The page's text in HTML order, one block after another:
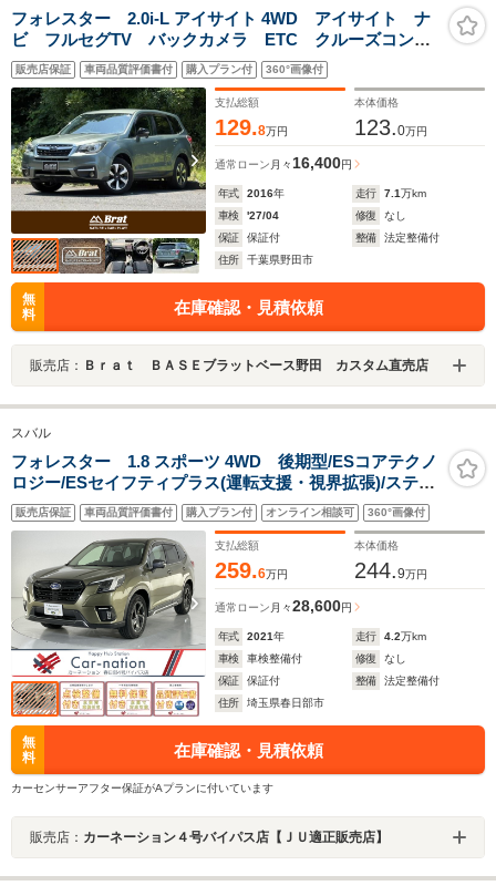
フォレスター 2.0i-L アイサイト 4WD アイサイト ナ
ビ フルセグTV バックカメラ ETC クルーズコント
ロール アイドリングストップ LEDヘッドライト オ
ートライト フォグランプ 横滑り防止装置 プッシュ
スタート スマートキー
販売店保証 車両品質評価書付 購入プラン付 360°画像付
支払総額
129.8万円
本体価格
123.0万円
通常ローン 月々16,400円
年式 2016年 走行 7.1万km
車検
'27/04 修復
なし
保証
保証付 整備
法定整備付
住所
千葉県野田市
無
料
在庫確認・見積依頼
販売店： Ｂｒａｔ ＢＡＳＥブラットベース野田 カスタム直売店
スバル
フォレスター 1.8 スポーツ 4WD 後期型/ESコアテクノ
ロジー/ESセイフティプラス(運転支援・視界拡張)/ステア
連動LEDヘッド・Fフォグ/全席シートヒーター/前席Pシー
ト・運転席メモリー付/DIATONEナビ/フルセ
グ/DVD/Bluetooth/純正ドラレコ/ETC
販売店保証 車両品質評価書付 購入プラン付 オンライン相談可 360°画像付
支払総額
259.6万円
本体価格
244.9万円
通常ローン 月々28,600円
年式 2021年 走行 4.2万km
車検
車検整備付 修復
なし
保証
保証付 整備
法定整備付
住所
埼玉県春日部市
無
料
在庫確認・見積依頼
カーセンサーアフター保証がAプランに付いています
販売店： カーネーション４号バイパス店【ＪＵ適正販売店】